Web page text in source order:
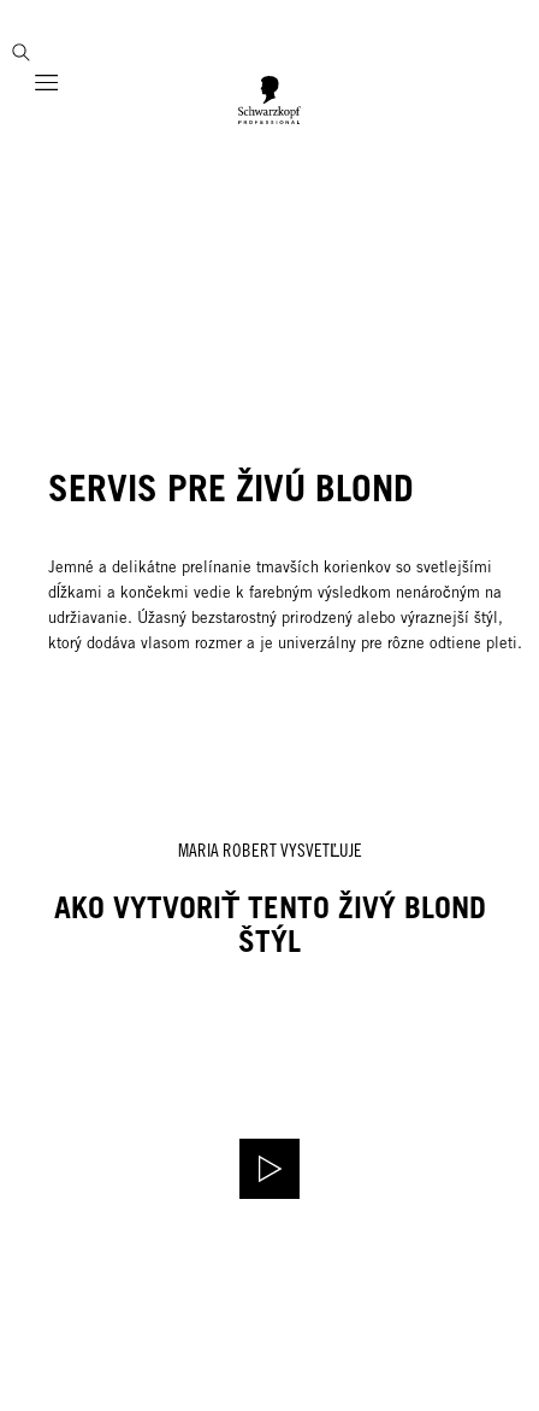
Mobile navigation
SERVIS PRE ŽIVÚ BLOND
Jemné a delikátne prelínanie tmavších korienkov so svetlejšími
dĺžkami a končekmi vedie k farebným výsledkom nenáročným na
udržiavanie. Úžasný bezstarostný prirodzený alebo výraznejší štýl,
ktorý dodáva vlasom rozmer a je univerzálny pre rôzne odtiene pleti.
MARIA ROBERT VYSVETĽUJE
AKO VYTVORIŤ TENTO ŽIVÝ BLOND
ŠTÝL